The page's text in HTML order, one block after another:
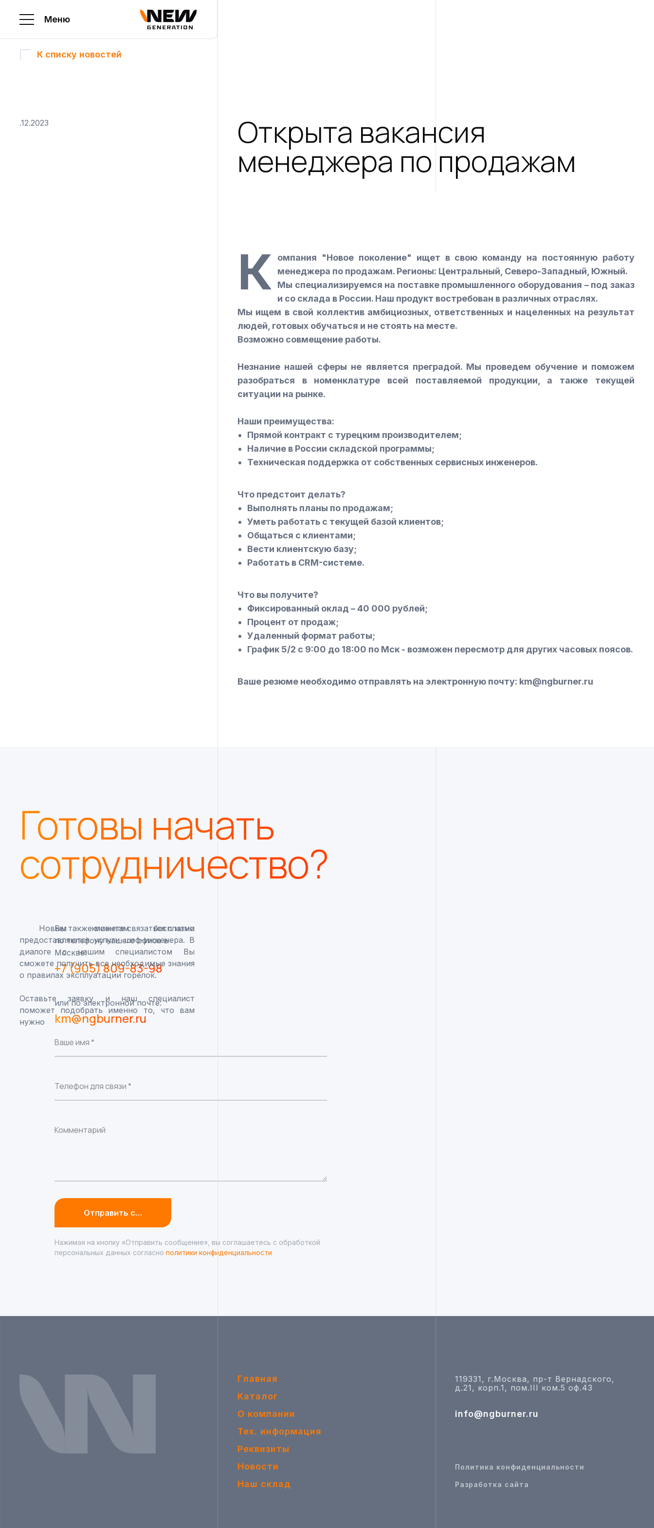
Меню
К списку новостей
Открыта вакансия
менеджера по продажам
.12.2023
К
омпания "Новое поколение" ищет в свою команду на постоянную работу
менеджера по продажам. Регионы: Центральный, Северо-Западный, Южный.
Мы специализируемся на поставке промышленного оборудования – под заказ
и со склада в России. Наш продукт востребован в различных отраслях.
Мы ищем в свой коллектив амбициозных, ответственных и нацеленных на результат
людей, готовых обучаться и не стоять на месте.
Возможно совмещение работы.
Незнание нашей сферы не является преградой. Мы проведем обучение и поможем
разобраться в номенклатуре всей поставляемой продукции, а также текущей
ситуации на рынке.
Наши преимущества:
Прямой контракт с турецким производителем;
Наличие в России складской программы;
Техническая поддержка от собственных сервисных инженеров.
Что предстоит делать?
Выполнять планы по продажам;
Уметь работать с текущей базой клиентов;
Общаться с клиентами;
Вести клиентскую базу;
Работать в CRM-системе.
Что вы получите?
Фиксированный оклад – 40 000 рублей;
Процент от продаж;
Удаленный формат работы;
График 5/2 с 9:00 до 18:00 по Мск - возможен пересмотр для других часовых поясов.
Ваше резюме необходимо отправлять на электронную почту: km@ngburner.ru
Готовы начать
сотрудничество?
Новым клиентам бесплатно
предоставляются услуги шеф-инженера. В
диалоге с нашим специалистом Вы
сможете получить все необходимые знания
о правилах эксплуатации горелок.
Оставьте заявку и наш специалист
поможет подобрать именно то, что вам
нужно
Вы также можете связаться с нами
по телефону нашего офиса в
Москве:
+7 (905) 809-83-98
или по электронной почте:
km@ngburner.ru
Ваше имя *
Телефон для связи *
Комментарий
Отправить сообщение
Нажимая на кнопку «Отправить сообщение», вы соглашаетесь с обработкой
персональных данных согласно политики конфиденциальности
Главная
Каталог
О компании
Тех. информация
Реквизиты
Новости
Наш склад
119331, г.Москва, пр-т Вернадского,
д.21, корп.1, пом.III ком.5 оф.43
info@ngburner.ru
Политика конфиденциальности
Разработка сайта